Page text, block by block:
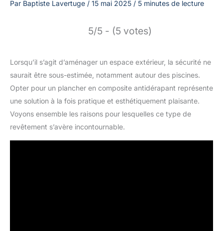
Par Baptiste Lavertuge / 15 mai 2025 / 5 minutes de lecture
5/5 - (5 votes)
Lorsqu’il s’agit d’aménager un espace extérieur, la sécurité ne
saurait être sous-estimée, notamment autour des piscines.
Opter pour un plancher en composite antidérapant représente
une solution à la fois pratique et esthétiquement plaisante.
Voyons ensemble les raisons pour lesquelles ce type de
revêtement s’avère incontournable.